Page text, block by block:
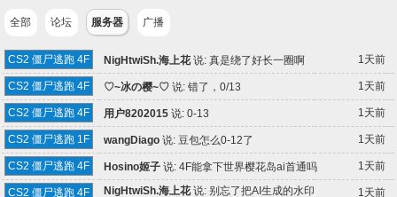
全部 论坛 服务器 广播
CS2 僵尸逃跑 4F NigHtwiSh.海上花说:真是绕了好长一圈啊 1天前
CS2 僵尸逃跑 4F ♡~冰の樱~♡ 说:错了，0/13 1天前
CS2 僵尸逃跑 4F 用户8202015 说:0-13 1天前
CS2 僵尸逃跑 1F wangDiago 说:豆包怎么0-12了 1天前
CS2 僵尸逃跑 4F Hosino姬子 说:4F能拿下世界樱花岛ai首通吗 1天前
CS2 僵尸逃跑 4F NigHtwiSh.海上花说:别忘了把AI生成的水印
1天前